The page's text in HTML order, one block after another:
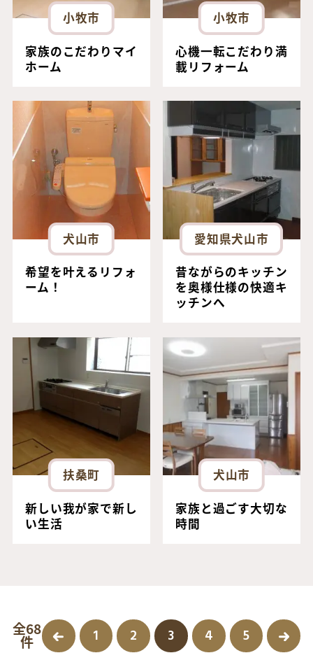
小牧市
家族のこだわりマイ
ホーム
小牧市
心機一転こだわり満
載リフォーム
犬山市
希望を叶えるリフォ
ーム！
愛知県犬山市
昔ながらのキッチン
を奥様仕様の快適キ
ッチンへ
扶桑町
新しい我が家で新し
い生活
犬山市
家族と過ごす大切な
時間
全68
件 1 2 3 4 5